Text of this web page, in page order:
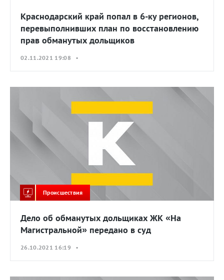
Краснодарский край попал в 6-ку регионов,
перевыполнивших план по восстановлению
прав обманутых дольщиков
02.11.2021 19:08 •
Происшествия
Дело об обманутых дольщиках ЖК «На
Магистральной» передано в суд
26.10.2021 16:19 •